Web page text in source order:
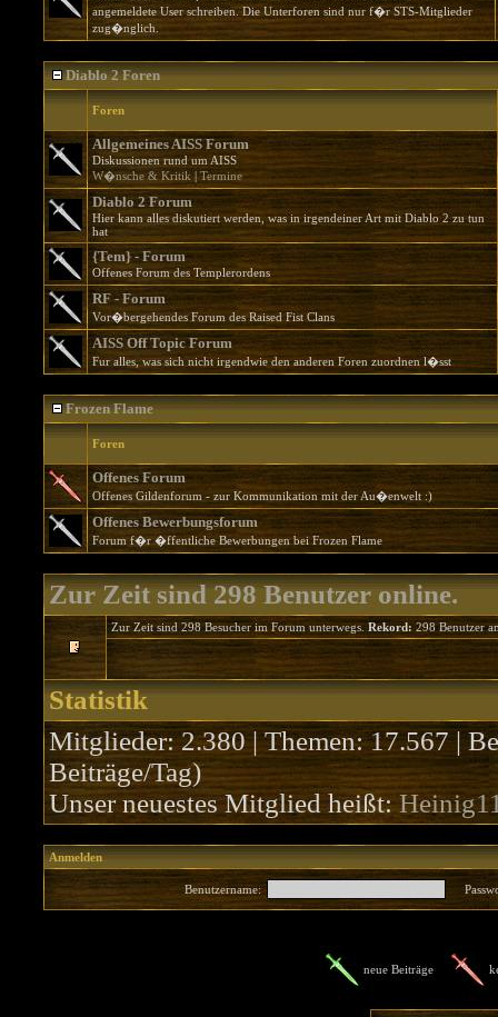
angemeldete User schreiben. Die Unterforen sind nur f�r STS-Mitglieder
zug�nglich.
Diablo 2 Foren
Foren
Allgemeines AISS Forum
Diskussionen rund um AISS
W�nsche & Kritik|Termine
Diablo 2 Forum
Hier kann alles diskutiert werden, was in irgendeiner Art mit Diablo 2 zu tun
hat
{Tem} - Forum
Offenes Forum des Templerordens
RF - Forum
Vor�bergehendes Forum des Raised Fist Clans
AISS Off Topic Forum
Fur alles, was sich nicht irgendwie den anderen Foren zuordnen l�sst
Frozen Flame
Foren
Offenes Forum
Offenes Gildenforum - zur Kommunikation mit der Au�enwelt :)
Offenes Bewerbungsforum
Forum f�r �ffentliche Bewerbungen bei Frozen Flame
Zur Zeit sind 298 Benutzer online.
Zur Zeit sind 298 Besucher im Forum unterwegs.Rekord:298 Benutzer
Statistik
Mitglieder: 2.380 | Themen: 17.567 |
Beiträge/Tag)
Unser neuestes Mitglied heißt:
Anmelden
Benutzername:
neue Beiträge